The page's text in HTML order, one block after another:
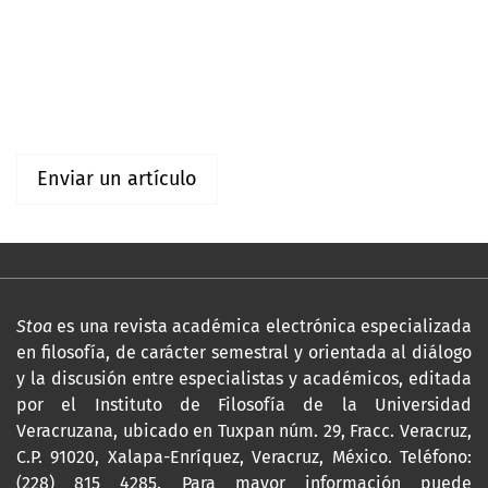
Enviar un artículo
Stoa es una revista académica electrónica especializada
en filosofía, de carácter semestral y orientada al diálogo
y la discusión entre especialistas y académicos, editada
por el Instituto de Filosofía de la Universidad
Veracruzana, ubicado en Tuxpan núm. 29, Fracc. Veracruz,
C.P. 91020, Xalapa-Enríquez, Veracruz, México. Teléfono:
(228) 815 4285. Para mayor información puede